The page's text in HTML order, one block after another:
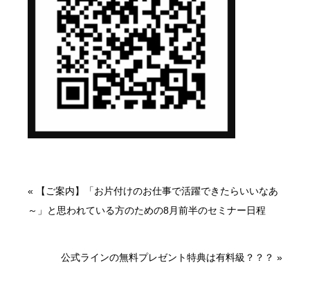
«
【ご案内】「お片付けのお仕事で活躍できたらいいなあ
～」と思われている方のための8月前半のセミナー日程
公式ラインの無料プレゼント特典は有料級？？？ »